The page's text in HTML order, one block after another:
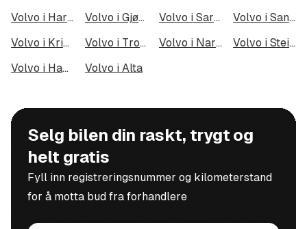
Volvo i Harstad
Volvo i Gjøvik Volvo i Sarpsborg
Volvo i Sandefjord
Volvo i Kristiansund
Volvo i Tromsdalen Volvo i Narvik
Volvo i Steinkjer
Volvo i Haugesund
Volvo i Alta
Selg bilen din raskt, trygt og
helt gratis
Fyll inn registreringsnummer og kilometerstand
for å motta bud fra forhandlere